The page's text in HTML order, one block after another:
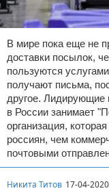
В мире пока еще не
доставки посылок,
пользуются
получают письма,
другое. Лидирующие
в России занимает
организация,
россиян, чем
почтовыми
Никита Титов 17-04-